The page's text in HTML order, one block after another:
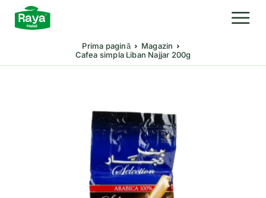
Prima pagină
Magazin
Cafea simpla Liban Najjar 200g